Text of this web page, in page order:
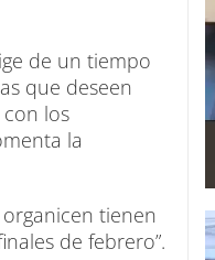
de un tiempo
que deseen
los
la
organicen tienen
de febrero”.